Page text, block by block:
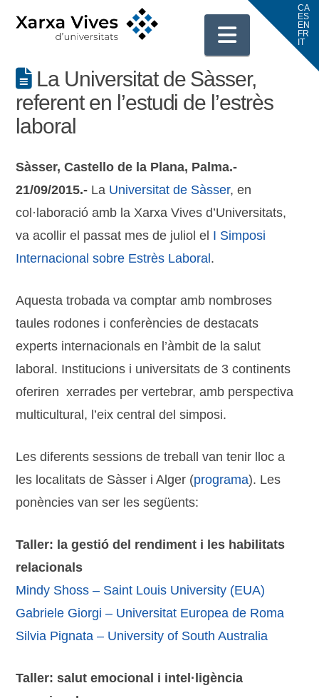
La Universitat de Sàsser,
referent en l’estudi de l’estrès
laboral
Sàsser, Castello de la Plana, Palma.-
21/09/2015.- La Universitat de Sàsser, en
col·laboració amb la Xarxa Vives d’Universitats,
va acollir el passat mes de juliol el I Simposi
Internacional sobre Estrès Laboral .
Aquesta trobada va comptar amb nombroses
taules rodones i conferències de destacats
experts internacionals en l’àmbit de la salut
laboral. Institucions i universitats de 3 continents
oferiren xerrades per vertebrar, amb perspectiva
multicultural, l’eix central del simposi.
Les diferents sessions de treball van tenir lloc a
les localitats de Sàsser i Alger (programa). Les
ponències van ser les següents:
Taller: la gestió del rendiment i les habilitats
relacionals
Mindy Shoss – Saint Louis University (EUA)
Gabriele Giorgi – Universitat Europea de Roma
Silvia Pignata – University of South Australia
Taller: salut emocional i intel·ligència